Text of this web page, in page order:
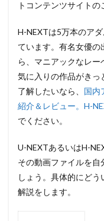
トコンテンツサイトの
H-NEXTは5万本のア
ています。有名女優
ら、マニアックなレ
気に入りの作品がきっ
了解したいなら、 国内
紹介＆レビュー。H-
でください。
U-NEXTあるいはH-
その動画ファイルを
しょう。具体的にど
解説をします。